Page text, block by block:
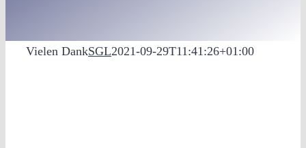
Vielen DankSGL2021-09-29T11:41:26+01:00